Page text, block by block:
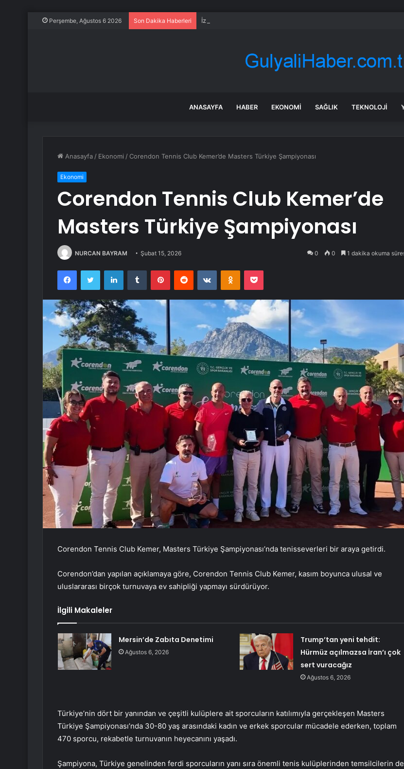
Perşembe, Ağustos 6 2026 Son Dakika Haberleri İzmir’den Kazakistan çıkarması… İzmir ile üç kent arasında ticaret
ANASAYFA HABER EKONOMI SAĞLIK TEKNOLOJI
Anasayfa / Ekonomi / Corendon Tennis Club Kemer’de Masters Türkiye Şampiyonası
Ekonomi
Corendon Tennis Club Kemer’de
Masters Türkiye Şampiyonası
NURCAN BAYRAM Şubat 15, 2026 0 0 1 dakika okuma
FacebookTwitter LinkedInTumblr PinterestReddit VKontakteOdnoklassniki
Pocket
Corendon Tennis Club Kemer, Masters Türkiye Şampiyonası’nda tenisseverleri bir araya getirdi.
Corendon’dan yapılan açıklamaya göre, Corendon Tennis Club Kemer, kasım boyunca ulusal ve
uluslararası birçok turnuvaya ev sahipliği yapmayı sürdürüyor.
İlgili Makaleler
Mersin’de Zabıta Denetimi
Ağustos 6, 2026
Trump’tan yeni tehdit:
Hürmüz açılmazsa İran’ı çok
sert vuracağız
Ağustos 6, 2026
Türkiye’nin dört bir yanından ve çeşitli kulüplere ait sporcuların katılımıyla gerçekleşen Masters
Türkiye Şampiyonası’nda 30-80 yaş arasındaki kadın ve erkek sporcular mücadele ederken, toplam
470 sporcu, rekabetle turnuvanın heyecanını yaşadı.
Şampiyona, Türkiye genelinden ferdi sporcuların yanı sıra önemli tenis kulüplerinden temsilcilerin de